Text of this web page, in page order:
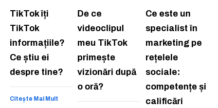
TikTok îți
TikTok
informațiile?
Ce știu ei
despre tine?
Citește Mai Mult
De ce
videoclipul
meu TikTok
primește
vizionări după
o oră?
Ce este un
specialist în
marketing pe
rețelele
sociale:
competențe și
calificări